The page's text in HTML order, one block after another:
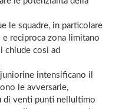
le squadre, in particolare
reciproca zona limitano
chiude così ad
intensificano il
le avversarie,
venti punti nellultimo